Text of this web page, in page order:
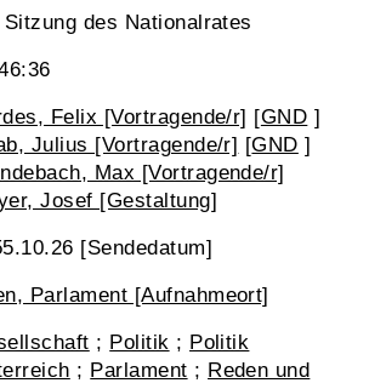
Sitzung des Nationalrates
Felix [Vortragende/r] [GND ]
Julius [Vortragende/r] [GND ]
Max [Vortragende/r]
Josef [Gestaltung]
[Sendedatum]
Parlament [Aufnahmeort]
; Politik ; Politik
; Parlament ; Reden und